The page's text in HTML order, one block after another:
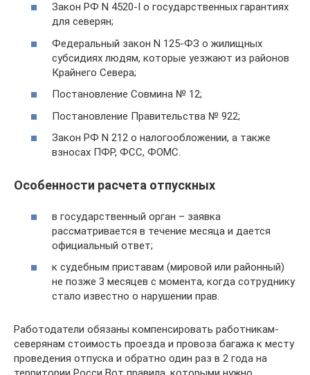
Закон РФ N 4520-I о государственных гарантиях
для северян;
Федеральный закон N 125-ФЗ о жилищных
субсидиях людям, которые уезжают из районов
Крайнего Севера;
Постановление Совмина № 12;
Постановление Правительства № 922;
Закон РФ N 212 о налогообложении, а также
взносах ПФР, ФСС, ФОМС.
Особенности расчета отпускных
в государственный орган – заявка
рассматривается в течение месяца и дается
официальный ответ;
к судебным приставам (мировой или районный)
не позже 3 месяцев с момента, когда сотруднику
стало известно о нарушении прав.
Работодатели обязаны компенсировать работникам-
северянам стоимость проезда и провоза багажа к месту
проведения отпуска и обратно один раз в 2 года на